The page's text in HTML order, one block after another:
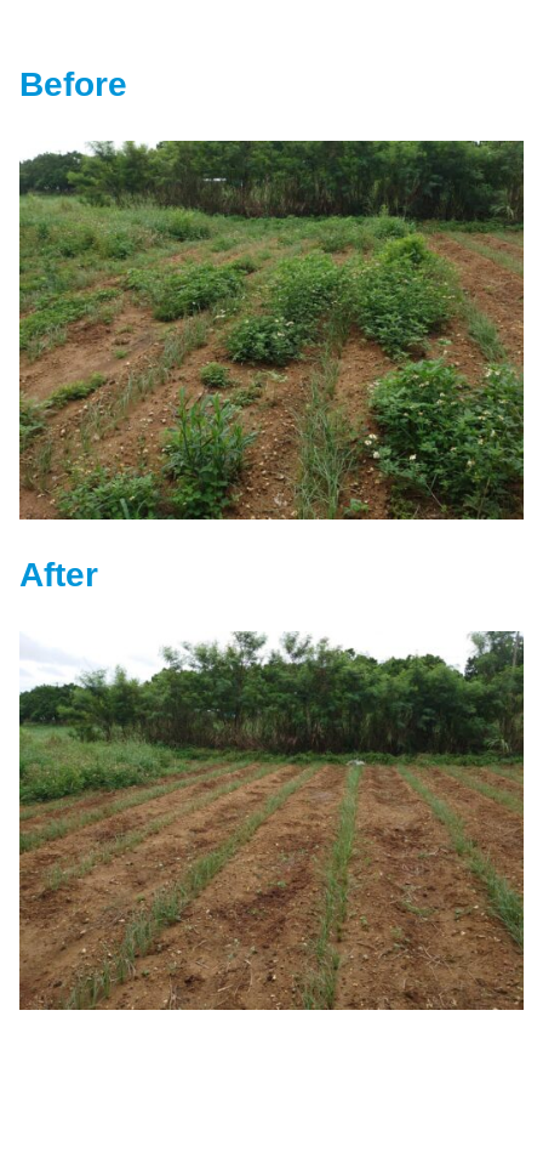
Before
After